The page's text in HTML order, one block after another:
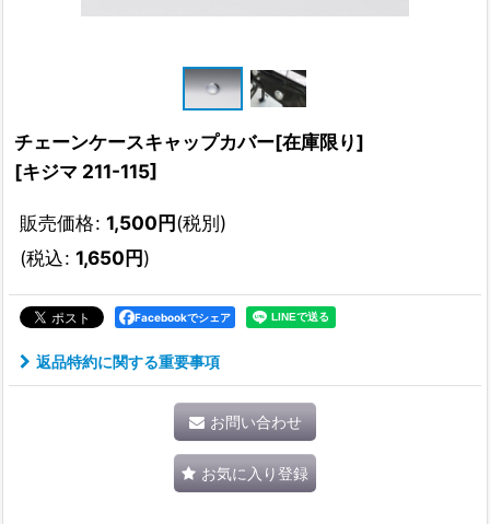
チェーンケースキャップカバー[在庫限り]
[キジマ 211-115]
販売価格: 1,500円(税別)
(税込: 1,650円)
Facebookでシェア
返品特約に関する重要事項
お問い合わせ
お気に入り登録